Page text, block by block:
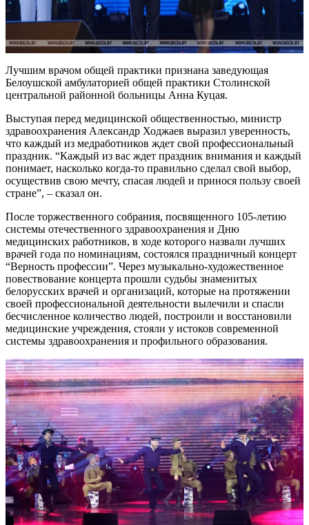
Лучшим врачом общей практики признана заведующая
Белоушской амбулаторией общей практики Столинской
центральной районной больницы Анна Куцая.
Выступая перед медицинской общественностью, министр
здравоохранения Александр Ходжаев выразил уверенность,
что каждый из медработников ждет свой профессиональный
праздник. “Каждый из вас ждет праздник внимания и каждый
понимает, насколько когда-то правильно сделал свой выбор,
осуществив свою мечту, спасая людей и принося пользу своей
стране”, – сказал он.
После торжественного собрания, посвященного 105-летию
системы отечественного здравоохранения и Дню
медицинских работников, в ходе которого назвали лучших
врачей года по номинациям, состоялся праздничный концерт
“Верность профессии”. Через музыкально-художественное
повествование концерта прошли судьбы знаменитых
белорусских врачей и организаций, которые на протяжении
своей профессиональной деятельности вылечили и спасли
бесчисленное количество людей, построили и восстановили
медицинские учреждения, стояли у истоков современной
системы здравоохранения и профильного образования.